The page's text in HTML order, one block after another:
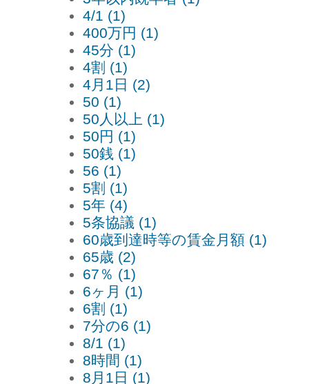
4/1 (1)
400万円 (1)
45分 (1)
4割 (1)
4月1日 (2)
50 (1)
50人以上 (1)
50円 (1)
50銭 (1)
56 (1)
5割 (1)
5年 (4)
5条協議 (1)
60歳到達時等の賃金月額 (1)
65歳 (2)
67％ (1)
6ヶ月 (1)
6割 (1)
7分の6 (1)
8/1 (1)
8時間 (1)
8月1日 (1)